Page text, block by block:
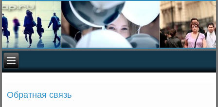
Обратная связь